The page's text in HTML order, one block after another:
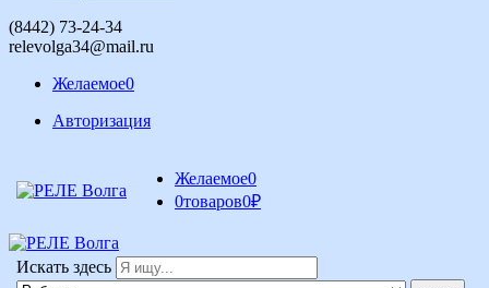
(8442) 73-24-34
relevolga34@mail.ru
Желаемое0
Авторизация
Желаемое0
0товаров0₽
Искать здесь